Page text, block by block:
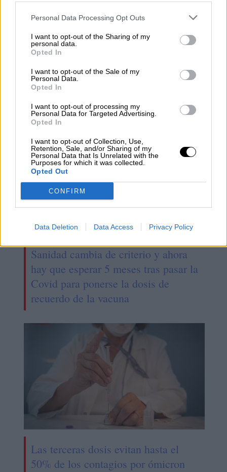
Personal Data Processing Opt Outs
I want to opt-out of the Sharing of my
personal data.
Opted In
I want to opt-out of the Sale of my
Personal Data.
Opted In
I want to opt-out of processing my
Personal Data for Targeted Advertising.
Opted In
I want to opt-out of Collection, Use,
Retention, Sale, and/or Sharing of my
Personal Data that Is Unrelated with the
Purposes for which it was collected.
Opted Out
CONFIRM
Data Deletion Data Access Privacy Policy
Fin a las bajas laborales automáticas
en la Comunidad de Madrid
Sanidad cambia de criterio y ahora
hay que esperar 5 meses tras pasar la
Covid para ponerse la dosis de
recuerdo de la vacuna
Las terceras dosis evitan hasta el
50% de los contagios por ómicron